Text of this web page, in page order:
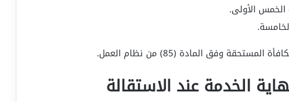
الأولى.
وفق المادة (85) من نظام العمل.
الخدمة عند الاستقالة